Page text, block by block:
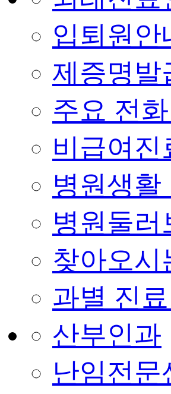
입퇴원안
제증명발
주요 전
비급여진
병원생활
병원둘러
찾아오시
과별 진
산부인과
난임전문